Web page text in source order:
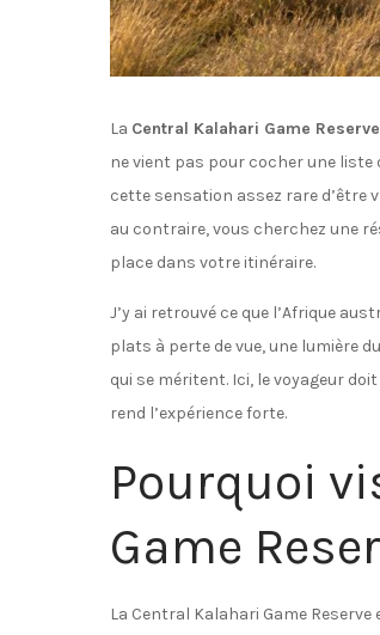
La Central Kalahari Game Reserve
ne vient pas pour cocher une liste
cette sensation assez rare d’être
au contraire, vous cherchez une
place dans votre itinéraire.
J’y ai retrouvé ce que l’Afrique
plats à perte de vue, une lumière
qui se méritent. Ici, le voyageur
rend l’expérience forte.
Pourquoi
Game
La Central Kalahari Game